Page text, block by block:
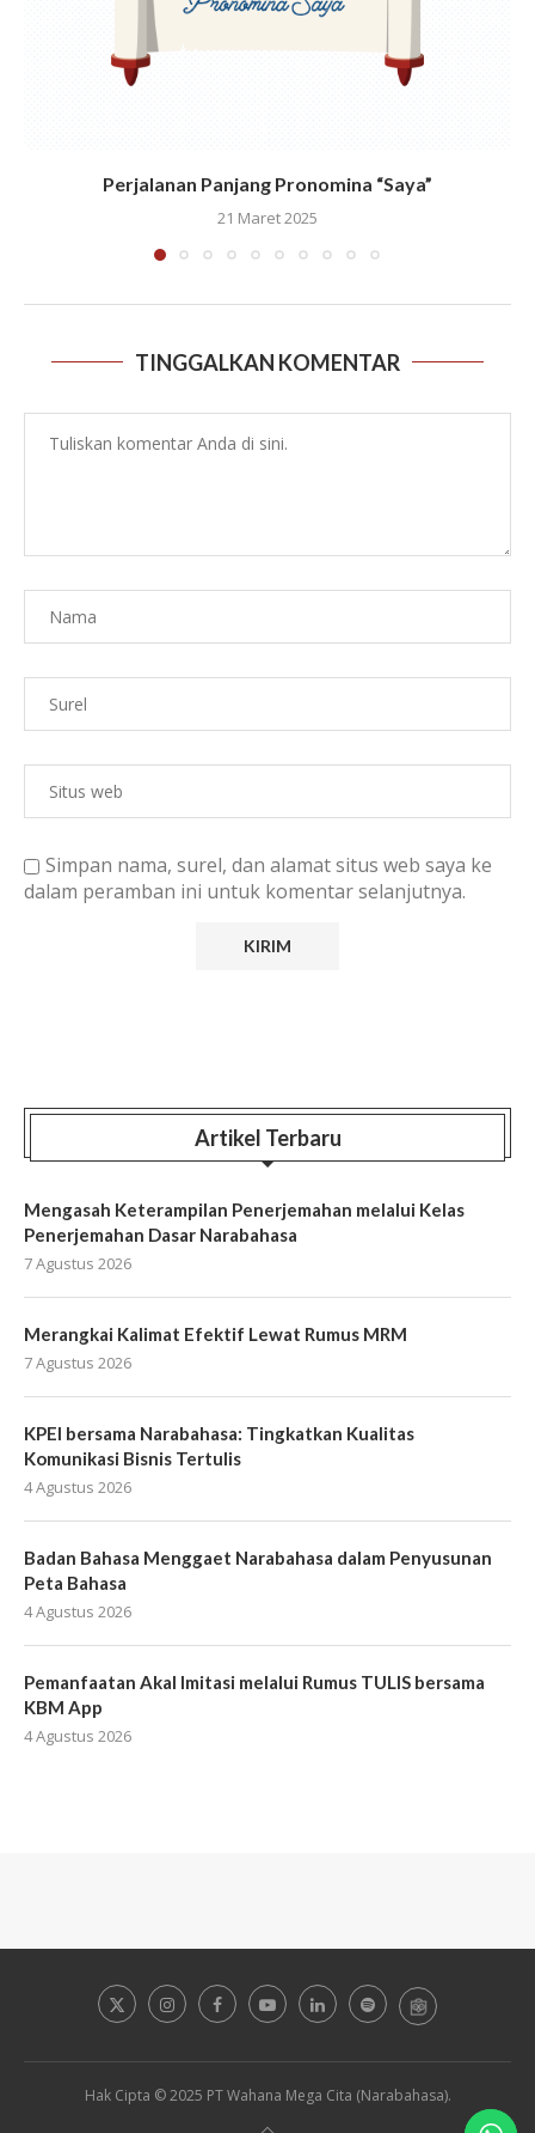
Perjalanan Panjang Pronomina “Saya”
21 Maret 2025
TINGGALKAN KOMENTAR
Simpan nama, surel, dan alamat situs web saya ke
dalam peramban ini untuk komentar selanjutnya.
Artikel Terbaru
Mengasah Keterampilan Penerjemahan melalui Kelas
Penerjemahan Dasar Narabahasa
7 Agustus 2026
Merangkai Kalimat Efektif Lewat Rumus MRM
7 Agustus 2026
KPEI bersama Narabahasa: Tingkatkan Kualitas
Komunikasi Bisnis Tertulis
4 Agustus 2026
Badan Bahasa Menggaet Narabahasa dalam Penyusunan
Peta Bahasa
4 Agustus 2026
Pemanfaatan Akal Imitasi melalui Rumus TULIS bersama
KBM App
4 Agustus 2026
Hak Cipta © 2025 PT Wahana Mega Cita (Narabahasa).